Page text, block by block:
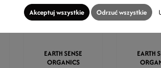
EARTH SENSE
ORGANICS
EARTH
Akceptuj wszystkie Odrzuć wszystkie